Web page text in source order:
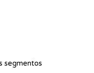
segmentos